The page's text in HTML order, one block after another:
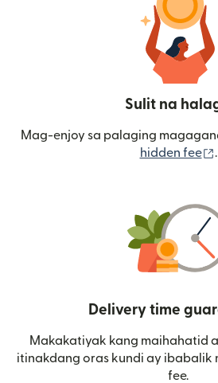
Sulit na
Mag-enjoy sa palaging
hidden fee
.
Delivery time
Makakatiyak kang maihahatid
itinakdang oras kundi ay ibabalik
fee.